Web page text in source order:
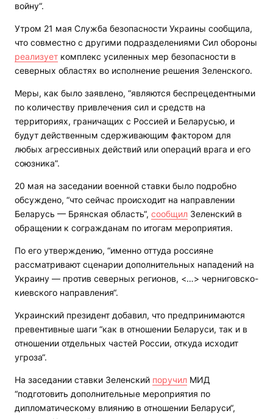
войну“.
Утром 21 мая Служба безопасности Украины сообщила,
что совместно с другими подразделениями Сил обороны
реализует комплекс усиленных мер безопасности в
северных областях во исполнение решения Зеленского.
Меры, как было заявлено, “являются беспрецедентными
по количеству привлечения сил и средств на
территориях, граничащих с Россией и Беларусью, и
будут действенным сдерживающим фактором для
любых агрессивных действий или операций врага и его
союзника”.
20 мая на заседании военной ставки было подробно
обсуждено, “что сейчас происходит на направлении
Беларусь — Брянская область“, сообщил Зеленский в
обращении к согражданам по итогам мероприятия.
По его утверждению, “именно оттуда россияне
рассматривают сценарии дополнительных нападений на
Украину — против северных регионов, <…> черниговско-
киевского направления“.
Украинский президент добавил, что предпринимаются
превентивные шаги “как в отношении Беларуси, так и в
отношении отдельных частей России, откуда исходит
угроза“.
На заседании ставки Зеленский поручил МИД
“подготовить дополнительные мероприятия по
дипломатическому влиянию в отношении Беларуси“,